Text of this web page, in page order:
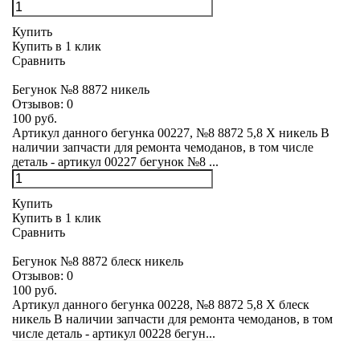
Купить
Купить в 1 клик
Сравнить
Бегунок №8 8872 никель
Отзывов: 0
100 руб.
Артикул данного бегунка 00227, №8 8872 5,8 Х никель В
наличии запчасти для ремонта чемоданов, в том числе
деталь - артикул 00227 бегунок №8 ...
Купить
Купить в 1 клик
Сравнить
Бегунок №8 8872 блеск никель
Отзывов: 0
100 руб.
Артикул данного бегунка 00228, №8 8872 5,8 Х блеск
никель В наличии запчасти для ремонта чемоданов, в том
числе деталь - артикул 00228 бегун...